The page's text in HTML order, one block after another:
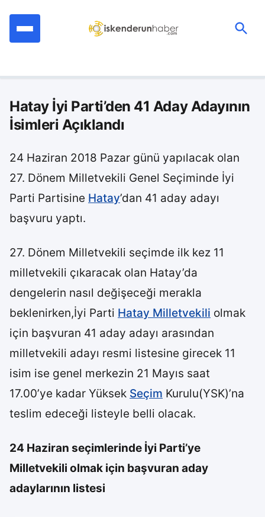
Hatay İyi Parti’den 41 Aday Adayının
İsimleri Açıklandı
24 Haziran 2018 Pazar günü yapılacak olan
27. Dönem Milletvekili Genel Seçiminde İyi
Parti Partisine Hatay’dan 41 aday adayı
başvuru yaptı.
27. Dönem Milletvekili seçimde ilk kez 11
milletvekili çıkaracak olan Hatay’da
dengelerin nasıl değişeceği merakla
beklenirken,İyi Parti Hatay Milletvekili olmak
için başvuran 41 aday adayı arasından
milletvekili adayı resmi listesine girecek 11
isim ise genel merkezin 21 Mayıs saat
17.00’ye kadar Yüksek Seçim Kurulu(YSK)’na
teslim edeceği listeyle belli olacak.
24 Haziran seçimlerinde İyi Parti’ye
Milletvekili olmak için başvuran aday
adaylarının listesi